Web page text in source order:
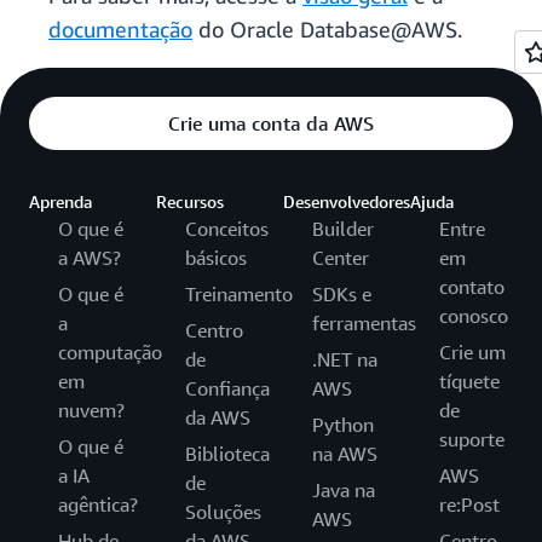
documentação do Oracle Database@AWS.
Crie uma conta da AWS
Aprenda
O que é
a AWS?
O que é
a
computação
em
nuvem?
O que é
a IA
agêntica?
Recursos
Conceitos
básicos
Treinamento
Centro
de
Confiança
da AWS
Biblioteca
de
Soluções
Desenvolvedores
Builder
Center
SDKs e
ferramentas
.NET na
AWS
Python
na AWS
Java na
AWS
Ajuda
Entre
em
contato
conosco
Crie um
tíquete
de
suporte
AWS
re:Post